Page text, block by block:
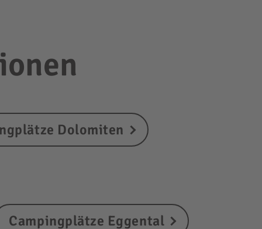
Dolomiten
Campingplätze Eggental